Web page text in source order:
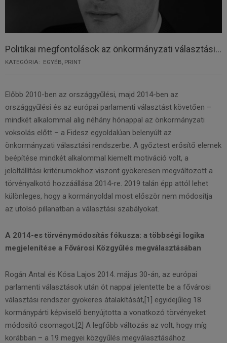
Politikai megfontolások az önkormányzati választási…
KATEGÓRIA: EGYÉB PRINT
Előbb 2010-ben az országgyűlési, majd 2014-ben az
országgyűlési és az európai parlamenti választást követően –
mindkét alkalommal alig néhány hónappal az önkormányzati
voksolás előtt – a Fidesz egyoldalúan belenyúlt az
önkormányzati választási rendszerbe. A győztest erősítő elemek
beépítése mindkét alkalommal kiemelt motiváció volt, a
jelöltállítási kritériumokhoz viszont gyökeresen megváltozott a
törvényalkotó hozzáállása 2014-re. 2019 talán épp attól lehet
különleges, hogy a kormányoldal most először nem módosítja
az utolsó pillanatban a választási szabályokat.
A 2014-es törvénymódosítás fókusza: a többségi logika
megjelenítése a Fővárosi Közgyűlés megválasztásában
Rogán Antal és Kósa Lajos 2014. május 30-án, az európai
parlamenti választások után öt nappal jelentette be a fővárosi
választási rendszer gyökeres átalakítását,[1] egyidejűleg 18
kormánypárti képviselő benyújtotta a vonatkozó törvényeket
módosító csomagot.[2] A legfőbb változás az volt, hogy míg
korábban – a 19 megyei közgyűlés megválasztásához